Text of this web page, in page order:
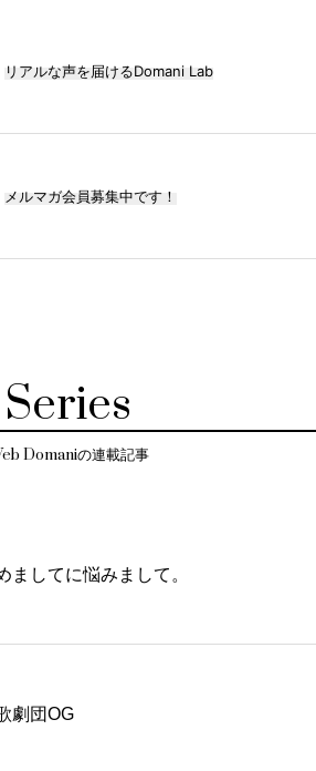
リアルな声を届けるDomani Lab
メルマガ会員募集中です！
Series
Domaniの連載記事
ましてに悩みまして。
劇団OG